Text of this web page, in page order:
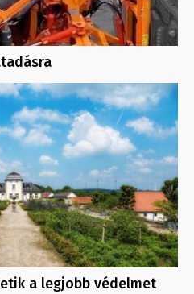
a legjobb védelmet